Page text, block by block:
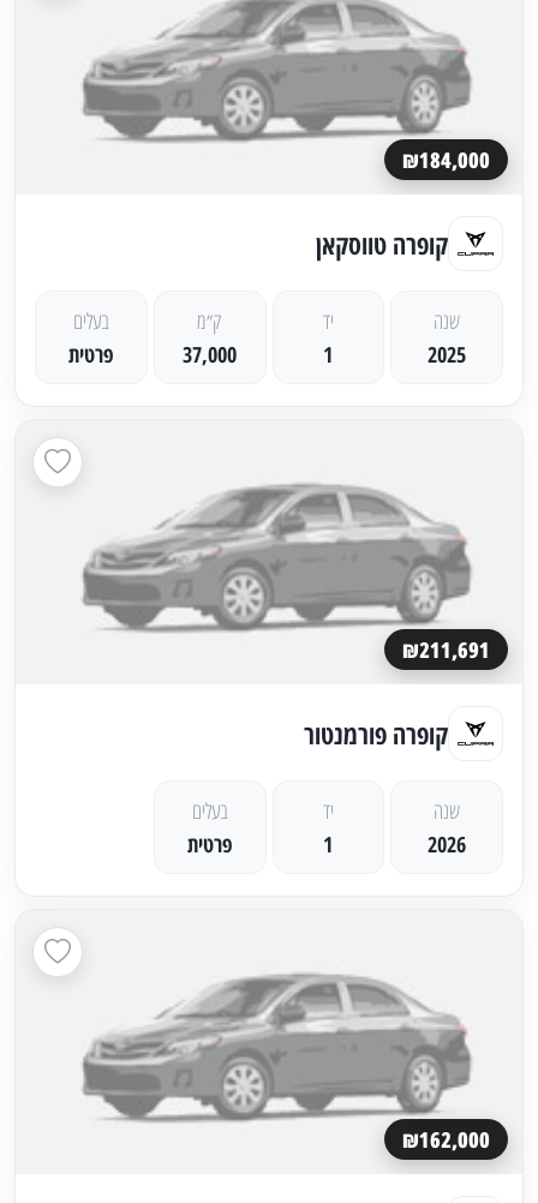
₪184,000
קופרה טווסקאן
שנה
2025
יד
1
ק״מ
37,000
בעלים
פרטית
₪211,691
קופרה פורמנטור
שנה
2026
יד
1
בעלים
פרטית
₪162,000